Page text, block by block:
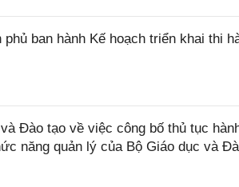
ban hành Kế hoạch triển khai thi
Đào tạo về việc công bố thủ tục
năng quản lý của Bộ Giáo dục và